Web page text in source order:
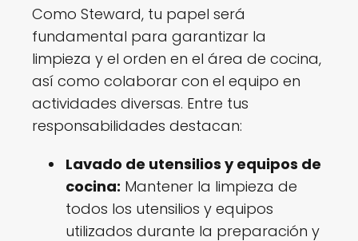
Como Steward, tu papel será
fundamental para garantizar la
limpieza y el orden en el área de cocina,
así como colaborar con el equipo en
actividades diversas. Entre tus
responsabilidades destacan:
Lavado de utensilios y equipos de
cocina: Mantener la limpieza de
todos los utensilios y equipos
utilizados durante la preparación y